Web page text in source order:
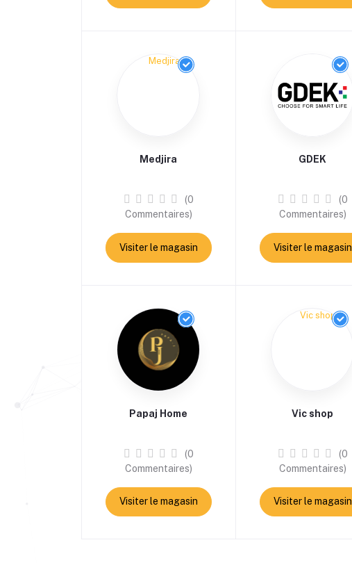
Medjira
(0
Commentaires)
Visiter le magasin
GDEK
(0
Commentaires)
Visiter le magasin
Papaj Home
(0
Commentaires)
Visiter le magasin
Vic shop
(0
Commentaires)
Visiter le magasin